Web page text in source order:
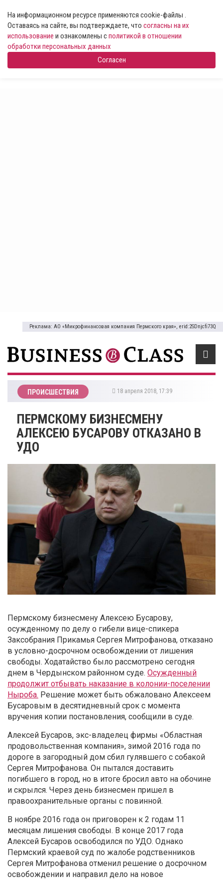
На информационном ресурсе применяются cookie-файлы .
Оставаясь на сайте, вы подтверждаете, что согласны на их
использование и ознакомлены сполитикой в отношении
обработки персональных данных
Согласен
Реклама: АО «Микрофинансовая компания Пермского края», erid:2SDnjcfi73Q
ПРОИСШЕСТВИЯ 18 апреля 2018, 17:39
ПЕРМСКОМУ БИЗНЕСМЕНУ
АЛЕКСЕЮ БУСАРОВУ ОТКАЗАНО В
УДО
Пермскому бизнесмену Алексею Бусарову,
осужденному по делу о гибели вице-спикера
Заксобрания Прикамья Сергея Митрофанова, отказано
в условно-досрочном освобождении от лишения
свободы. Ходатайство было рассмотрено сегодня
днем в Чердынском районном суде. Осужденный
продолжит отбывать наказание в колонии-поселении
Ныроба. Решение может быть обжаловано Алексеем
Бусаровым в десятидневный срок с момента
вручения копии постановления, сообщили в суде.
Алексей Бусаров, экс-владелец фирмы «Областная
продовольственная компания», зимой 2016 года по
дороге в загородный дом сбил гулявшего с собакой
Сергея Митрофанова. Он пытался доставить
погибшего в город, но в итоге бросил авто на обочине
и скрылся. Через день бизнесмен пришел в
правоохранительные органы с повинной.
В ноябре 2016 года он приговорен к 2 годам 11
месяцам лишения свободы. В конце 2017 года
Алексей Бусаров освободился по УДО. Однако
Пермский краевой суд по жалобе родственников
Сергея Митрофанова отменил решение о досрочном
освобождении и направил дело на новое